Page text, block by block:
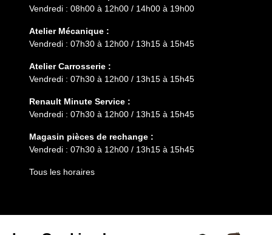
Vendredi : 08h00 à 12h00 / 14h00 à 19h00
Atelier Mécanique :
Vendredi : 07h30 à 12h00 / 13h15 à 15h45
Atelier Carrosserie :
Vendredi : 07h30 à 12h00 / 13h15 à 15h45
Renault Minute Service :
Vendredi : 07h30 à 12h00 / 13h15 à 15h45
Magasin pièces de rechange :
Vendredi : 07h30 à 12h00 / 13h15 à 15h45
Tous les horaires